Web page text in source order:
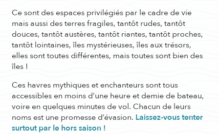
Ce sont des espaces privilégiés par le cadre de vie
mais aussi des terres fragiles, tantôt rudes, tantôt
douces, tantôt austères, tantôt riantes, tantôt proches,
tantôt lointaines, îles mystérieuses, îles aux trésors,
elles sont toutes différentes, mais toutes sont bien des
îles !
Ces havres mythiques et enchanteurs sont tous
accessibles en moins d’une heure et demie de bateau,
voire en quelques minutes de vol. Chacun de leurs
noms est une promesse d’évasion. Laissez-vous tenter
surtout par le hors saison !